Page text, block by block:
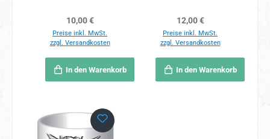
Regulärer Preis:
10,00 €
Preise inkl. MwSt.
zzgl. Versandkosten
In den Warenkorb
Regulärer Preis:
12,00 €
Preise inkl. MwSt.
zzgl. Versandkosten
In den Warenkorb